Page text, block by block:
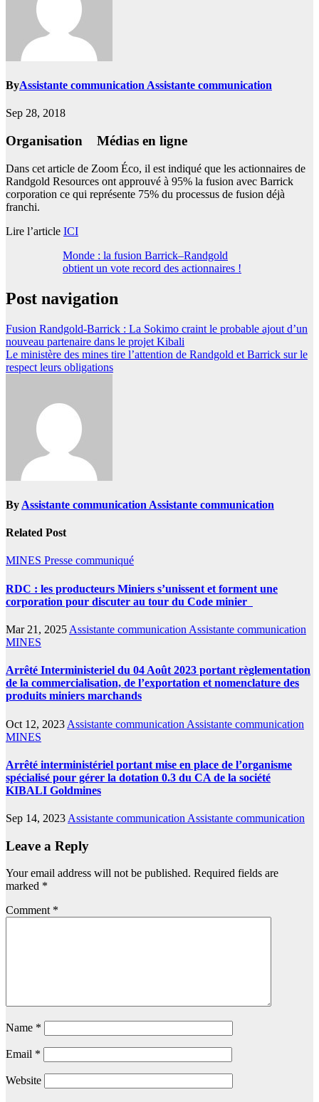
ByAssistante communication Assistante communication
Sep 28, 2018
Organisation Médias en ligne
Dans cet article de Zoom Éco, il est indiqué que les actionnaires de
Randgold Resources ont approuvé à 95% la fusion avec Barrick
corporation ce qui représente 75% du processus de fusion déjà
franchi.
Lire l’article ICI
Monde : la fusion Barrick–Randgold
obtient un vote record des actionnaires !
Post navigation
Fusion Randgold-Barrick : La Sokimo craint le probable ajout d’un
nouveau partenaire dans le projet Kibali
Le ministère des mines tire l’attention de Randgold et Barrick sur le
respect leurs obligations
By Assistante communication Assistante communication
Related Post
MINES Presse communiqué
RDC : les producteurs Miniers s’unissent et forment une
corporation pour discuter au tour du Code minier
Mar 21, 2025 Assistante communication Assistante communication
MINES
Arrêté Interministeriel du 04 Août 2023 portant règlementation
de la commercialisation, de l’exportation et nomenclature des
produits miniers marchands
Oct 12, 2023 Assistante communication Assistante communication
MINES
Arrêté interministériel portant mise en place de l’organisme
spécialisé pour gérer la dotation 0.3 du CA de la société
KIBALI Goldmines
Sep 14, 2023 Assistante communication Assistante communication
Leave a Reply
Your email address will not be published. Required fields are
marked *
Comment *
Name *
Email *
Website